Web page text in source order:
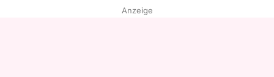
Anzeige